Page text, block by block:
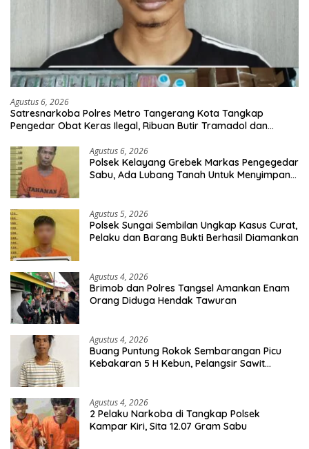
Agustus 6, 2026
Satresnarkoba Polres Metro Tangerang Kota Tangkap
Pengedar Obat Keras Ilegal, Ribuan Butir Tramadol dan
Agustus 6, 2026
Polsek Kelayang Grebek Markas Pengegedar
Sabu, Ada Lubang Tanah Untuk Menyimpan
Agustus 5, 2026
Polsek Sungai Sembilan Ungkap Kasus Curat,
Pelaku dan Barang Bukti Berhasil Diamankan
Agustus 4, 2026
Brimob dan Polres Tangsel Amankan Enam
Orang Diduga Hendak Tawuran
Agustus 4, 2026
Buang Puntung Rokok Sembarangan Picu
Kebakaran 5 H Kebun, Pelangsir Sawit
Agustus 4, 2026
2 Pelaku Narkoba di Tangkap Polsek
Kampar Kiri, Sita 12.07 Gram Sabu